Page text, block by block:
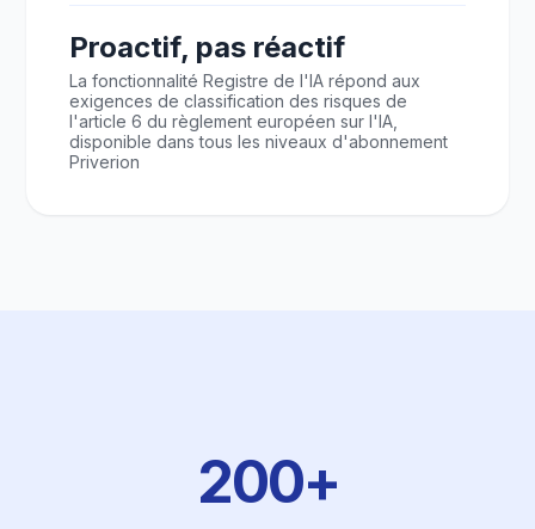
Proactif, pas réactif
La fonctionnalité Registre de l'IA répond aux
exigences de classification des risques de
l'article 6 du règlement européen sur l'IA,
disponible dans tous les niveaux d'abonnement
Priverion
200+